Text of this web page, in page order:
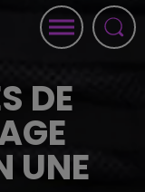
DE
UNE